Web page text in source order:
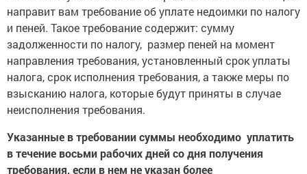
направит вам требование об уплате недоимки по налогу
и пеней. Такое требование содержит: сумму
задолженности по налогу, размер пеней на момент
направления требования, установленный срок уплаты
налога, срок исполнения требования, а также меры по
взысканию налога, которые будут приняты в случае
неисполнения требования.
Указанные в требовании суммы необходимо уплатить
в течение восьми рабочих дней со дня получения
требования, если в нем не указан более